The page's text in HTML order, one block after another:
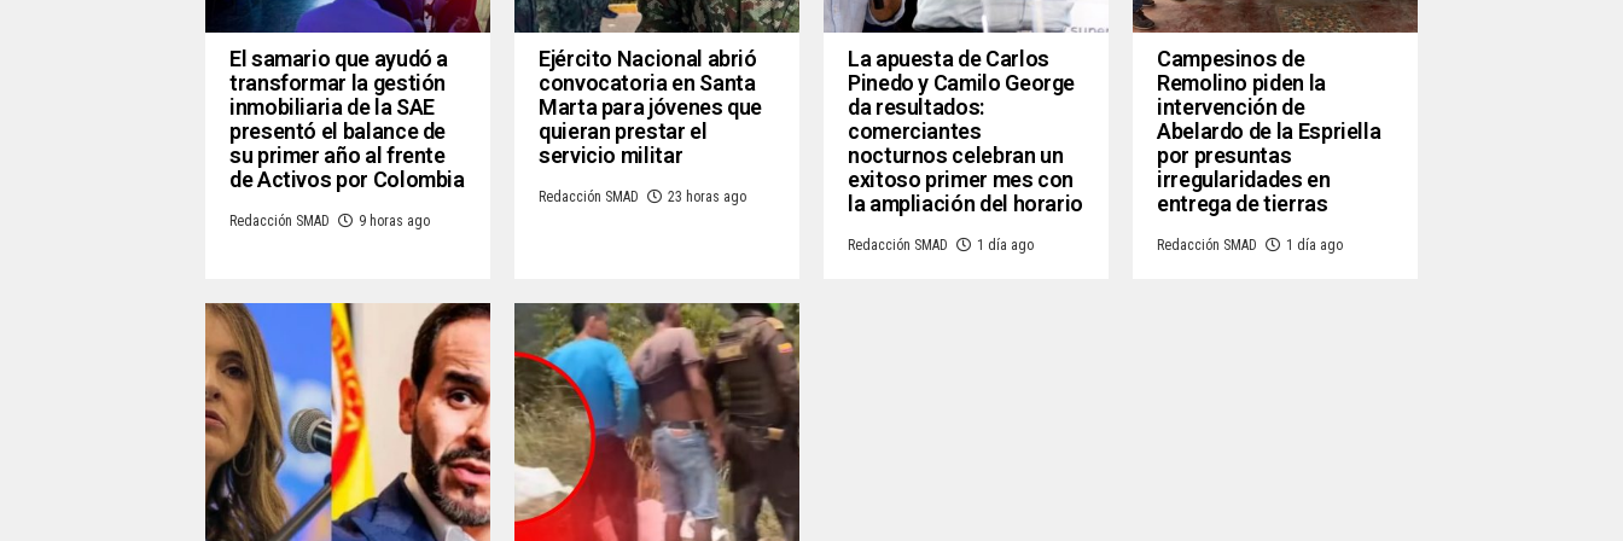
El samario que ayudó a
transformar la gestión
inmobiliaria de la SAE
presentó el balance de
su primer año al frente
de Activos por Colombia
Redacción SMAD 9 horas ago
Ejército Nacional abrió
convocatoria en Santa
Marta para jóvenes que
quieran prestar el
servicio militar
Redacción SMAD 23 horas ago
La apuesta de Carlos
Pinedo y Camilo George
da resultados:
comerciantes
nocturnos celebran un
exitoso primer mes con
la ampliación del horario
Redacción SMAD 1 día ago
Campesinos de
Remolino piden la
intervención de
Abelardo de la Espriella
por presuntas
irregularidades en
entrega de tierras
Redacción SMAD 1 día ago